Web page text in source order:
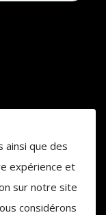
ainsi que des
expérience et
sur notre site
considérons
réservés